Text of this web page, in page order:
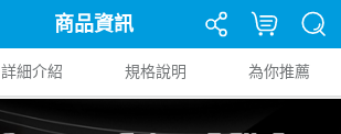
商品資訊
詳細介紹 規格說明 為你推薦